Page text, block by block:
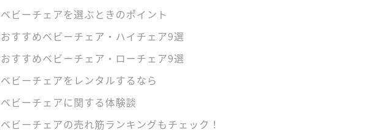
ベビーチェアを選ぶときのポイント
おすすめベビーチェア・ハイチェア9選
おすすめベビーチェア・ローチェア9選
ベビーチェアをレンタルするなら
ベビーチェアに関する体験談
ベビーチェアの売れ筋ランキングもチェック！